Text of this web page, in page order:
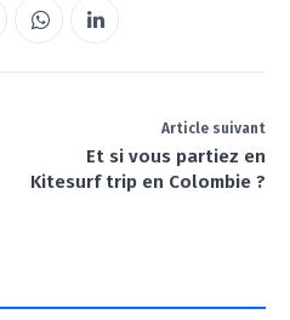
Article suivant
Et si vous partiez en
Kitesurf trip en Colombie ?